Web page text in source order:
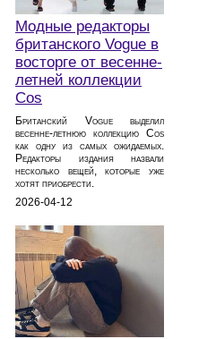
Модные редакторы
британского Vogue в
восторге от весенне-
летней коллекции
Cos
Британский Vogue выделил
весенне-летнюю коллекцию Cos
как одну из самых ожидаемых.
Редакторы издания назвали
несколько вещей, которые уже
хотят приобрести.
2026-04-12